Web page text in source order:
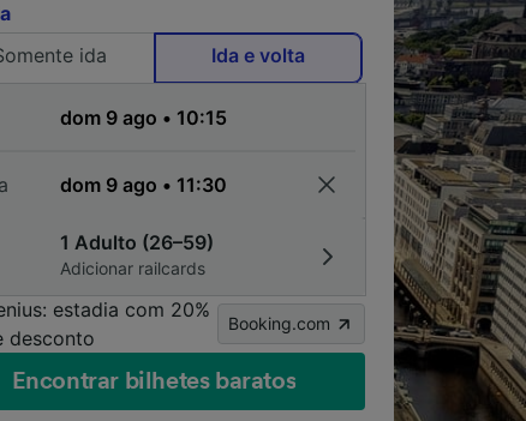
ida
Ida e volta
1 Adulto (26–59)
Adicionar railcards
estadia com 20%
desconto
Booking.com
Encontrar bilhetes baratos